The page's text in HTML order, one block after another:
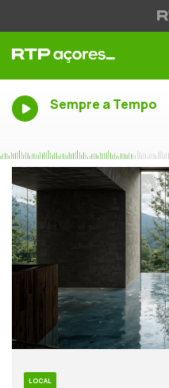
Sempre a Tempo
LOCAL